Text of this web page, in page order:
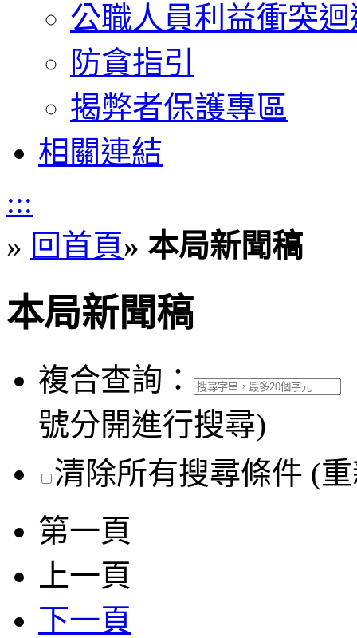
公職人員利益衝突
防貪指引
揭弊者保護專區
相關連結
:::
» 回首頁» 本局新聞稿
本局新聞稿
複合查詢：
號分開進行搜尋)
清除所有搜尋條件 (
第一頁
上一頁
下一頁